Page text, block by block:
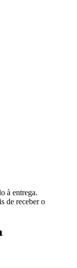
à entrega.
de receber o